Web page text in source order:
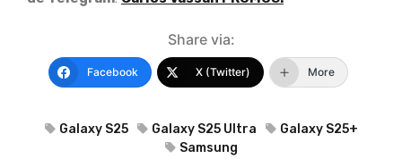
Share via:
Facebook X (Twitter) More
Galaxy S25 Galaxy S25 Ultra
Galaxy S25+
Samsung